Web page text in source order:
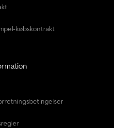
købskontrakt